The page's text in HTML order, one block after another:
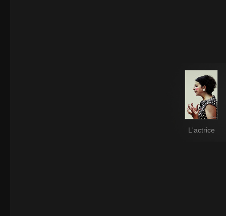
L'actrice